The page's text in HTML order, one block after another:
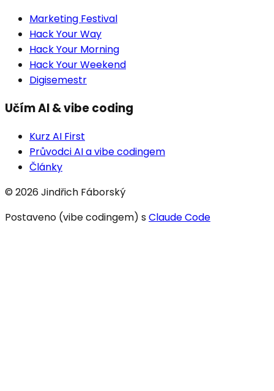
Marketing Festival
Hack Your Way
Hack Your Morning
Hack Your Weekend
Digisemestr
Učím AI & vibe coding
Kurz AI First
Průvodci AI a vibe codingem
Články
© 2026 Jindřich Fáborský
Postaveno (vibe codingem) sClaude Code